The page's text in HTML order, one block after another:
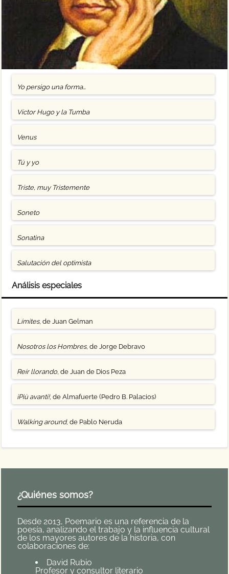
Yo persigo una forma…
Víctor Hugo y la Tumba
Venus
Tú y yo
Triste, muy Tristemente
Soneto
Sonatina
Salutación del optimista
Análisis especiales
Límites, de Juan Gelman
Nosotros los Hombres, de Jorge Debravo
Reír llorando, de Juan de Dios Peza
¡Più avanti!, de Almafuerte (Pedro B. Palacios)
Walking around, de Pablo Neruda
¿Quiénes somos?
Desde 2013, Poemario es una referencia de la
poesía, analizando el trabajo y la influencia cultural
de los mayores autores de la historia, con
colaboraciones de:
David Rubio
Profesor y consultor literario